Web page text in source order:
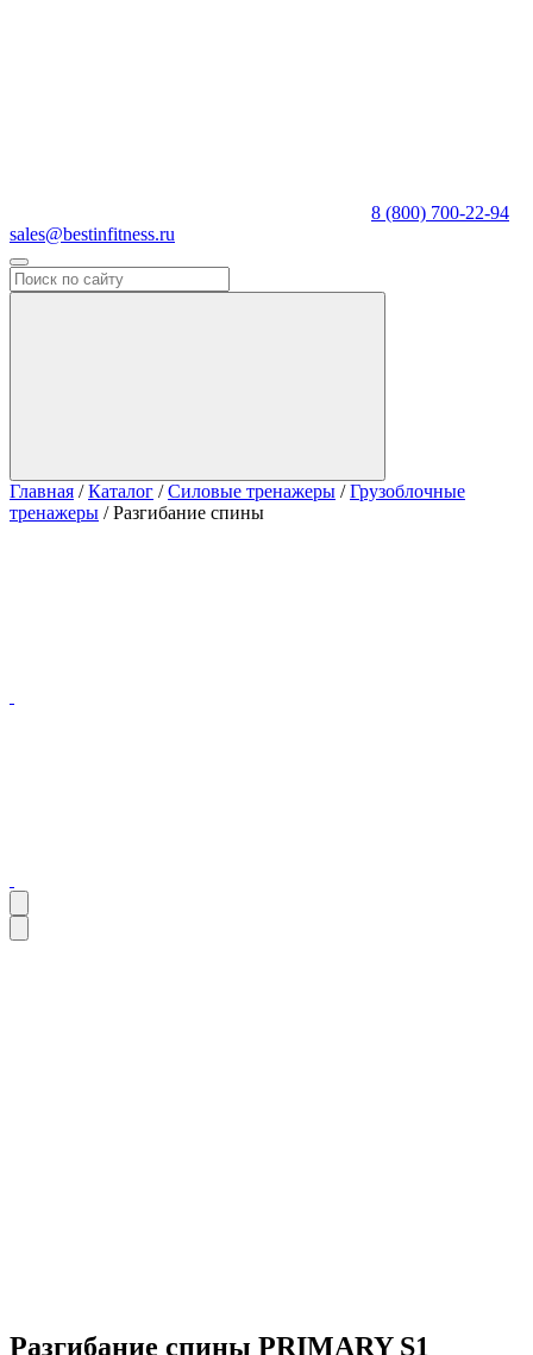
8 (800) 700-22-94
sales@bestinfitness.ru
Главная / Каталог / Силовые тренажеры / Грузоблочные
тренажеры / Разгибание спины
Разгибание спины PRIMARY S1